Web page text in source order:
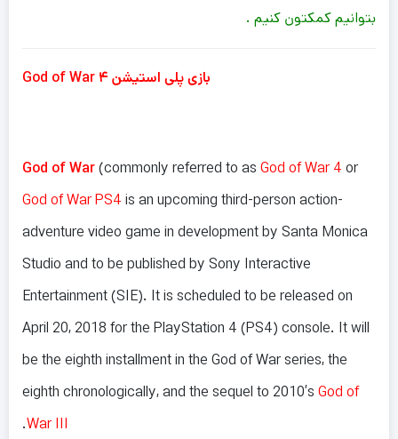
بتوانیم کمکتون کنیم .
بازی پلی استیشن ۴ God of War
God of War(commonly referred to as God of War 4 or
God of War PS4 is an upcoming third-person action-
adventure video game in development by Santa Monica
Studio and to be published by Sony Interactive
Entertainment (SIE). It is scheduled to be released on
April 20, 2018 for the PlayStation 4 (PS4) console. It will
be the eighth installment in the God of War series, the
eighth chronologically, and the sequel to 2010’s God of
War III
.